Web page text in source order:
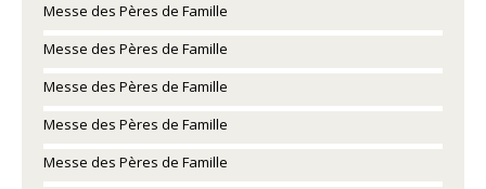
Messe des Pères de Famille
Messe des Pères de Famille
Messe des Pères de Famille
Messe des Pères de Famille
Messe des Pères de Famille